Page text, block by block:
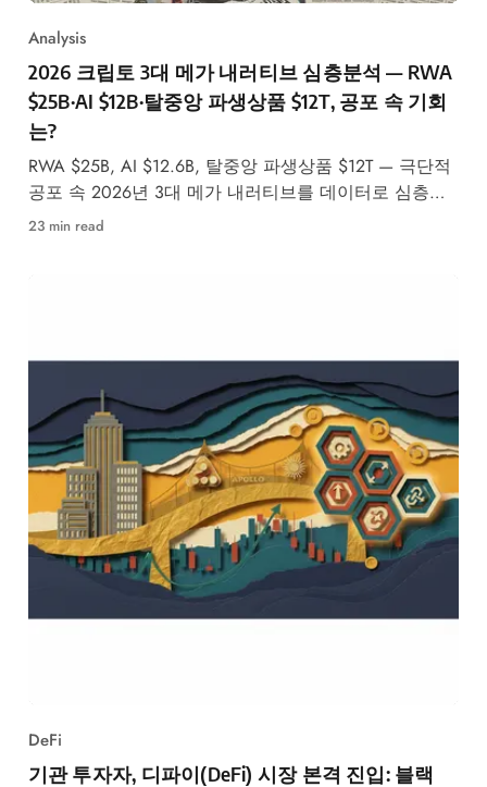
Analysis
2026 크립토 3대 메가 내러티브 심층분석 — RWA
$25B·AI $12B·탈중앙 파생상품 $12T, 공포 속 기회
는?
RWA $25B, AI $12.6B, 탈중앙 파생상품 $12T — 극단적
공포 속 2026년 3대 메가 내러티브를 데이터로 심층분
석합니다.
23 min read
DeFi
기관 투자자, 디파이(DeFi) 시장 본격 진입: 블랙